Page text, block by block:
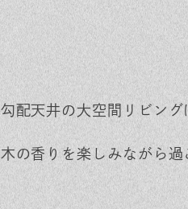
勾配天井の大空間リビン
木の香りを楽しみながら